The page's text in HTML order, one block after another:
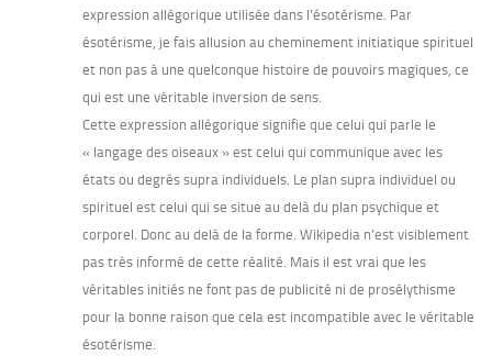
expression allégorique utilisée dans l’ésotérisme. Par
ésotérisme, je fais allusion au cheminement initiatique spirituel
et non pas à une quelconque histoire de pouvoirs magiques, ce
qui est une véritable inversion de sens.
Cette expression allégorique signifie que celui qui parle le
« langage des oiseaux » est celui qui communique avec les
états ou degrés supra individuels. Le plan supra individuel ou
spirituel est celui qui se situe au delà du plan psychique et
corporel. Donc au delà de la forme. Wikipedia n’est visiblement
pas très informé de cette réalité. Mais il est vrai que les
véritables initiés ne font pas de publicité ni de prosélythisme
pour la bonne raison que cela est incompatible avec le véritable
ésotérisme.